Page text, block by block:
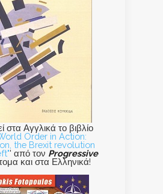
στα Αγγλικά το βιβλίο
Order in Action:
the Brexit revolution
' από τον Progressive
και στα Ελληνικά!